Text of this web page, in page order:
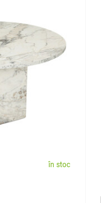
în stoc